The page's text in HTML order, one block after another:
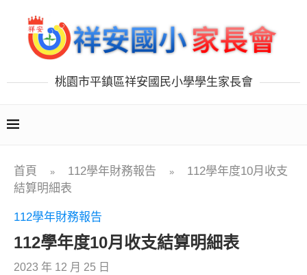
桃園市平鎮區祥安國民小學學生家長會
首頁 » 112學年財務報告 »
112學年度10月收支
結算明細表
112學年財務報告
112學年度10月收支結算明細表
2023 年 12 月 25 日